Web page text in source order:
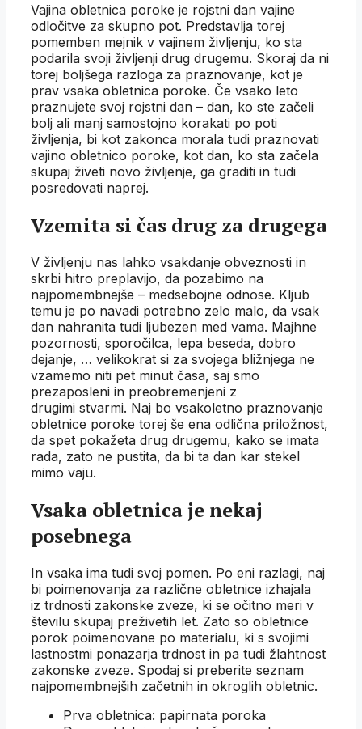
Vajina obletnica poroke je rojstni dan vajine
odločitve za skupno pot. Predstavlja torej
pomemben mejnik v vajinem življenju, ko sta
podarila svoji življenji drug drugemu. Skoraj da ni
torej boljšega razloga za praznovanje, kot je
prav vsaka obletnica poroke. Če vsako leto
praznujete svoj rojstni dan – dan, ko ste začeli
bolj ali manj samostojno korakati po poti
življenja, bi kot zakonca morala tudi praznovati
vajino obletnico poroke, kot dan, ko sta začela
skupaj živeti novo življenje, ga graditi in tudi
posredovati naprej.
Vzemita si čas drug za drugega
V življenju nas lahko vsakdanje obveznosti in
skrbi hitro preplavijo, da pozabimo na
najpomembnejše – medsebojne odnose. Kljub
temu je po navadi potrebno zelo malo, da vsak
dan nahranita tudi ljubezen med vama. Majhne
pozornosti, sporočilca, lepa beseda, dobro
dejanje, … velikokrat si za svojega bližnjega ne
vzamemo niti pet minut časa, saj smo
prezaposleni in preobremenjeni z
drugimi stvarmi. Naj bo vsakoletno praznovanje
obletnice poroke torej še ena odlična priložnost,
da spet pokažeta drug drugemu, kako se imata
rada, zato ne pustita, da bi ta dan kar stekel
mimo vaju.
Vsaka obletnica je nekaj
posebnega
In vsaka ima tudi svoj pomen. Po eni razlagi, naj
bi poimenovanja za različne obletnice izhajala
iz trdnosti zakonske zveze, ki se očitno meri v
številu skupaj preživetih let. Zato so obletnice
porok poimenovane po materialu, ki s svojimi
lastnostmi ponazarja trdnost in pa tudi žlahtnost
zakonske zveze. Spodaj si preberite seznam
najpomembnejših začetnih in okroglih obletnic.
Prva obletnica: papirnata poroka